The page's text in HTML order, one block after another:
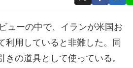
ューの中で、イランが米国お
利用していると非難した。同
の道具として使っている。